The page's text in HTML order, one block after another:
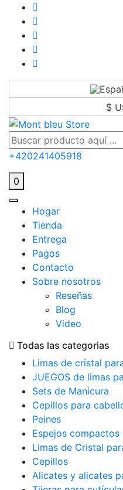
$
+420241405918
0
Hogar
Tienda
Entrega
Pagos
Contacto
Sobre nosotros
Reseñas
Blog
Video
Todas las categorias
Limas de cristal
JUEGOS de limas
Sets de Manicura
Cepillos para
Peines
Espejos compactos
Limas de Cristal
Cepillos
Alicates y alicates